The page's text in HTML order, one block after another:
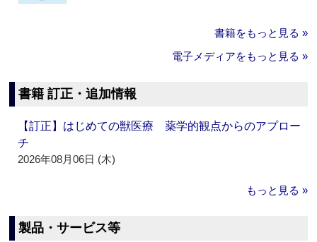
書籍をもっと見る »
電子メディアをもっと見る »
書籍 訂正・追加情報
【訂正】はじめての獣医療 薬学的観点からのアプロー
チ
2026年08月06日 (木)
もっと見る »
製品・サービス等